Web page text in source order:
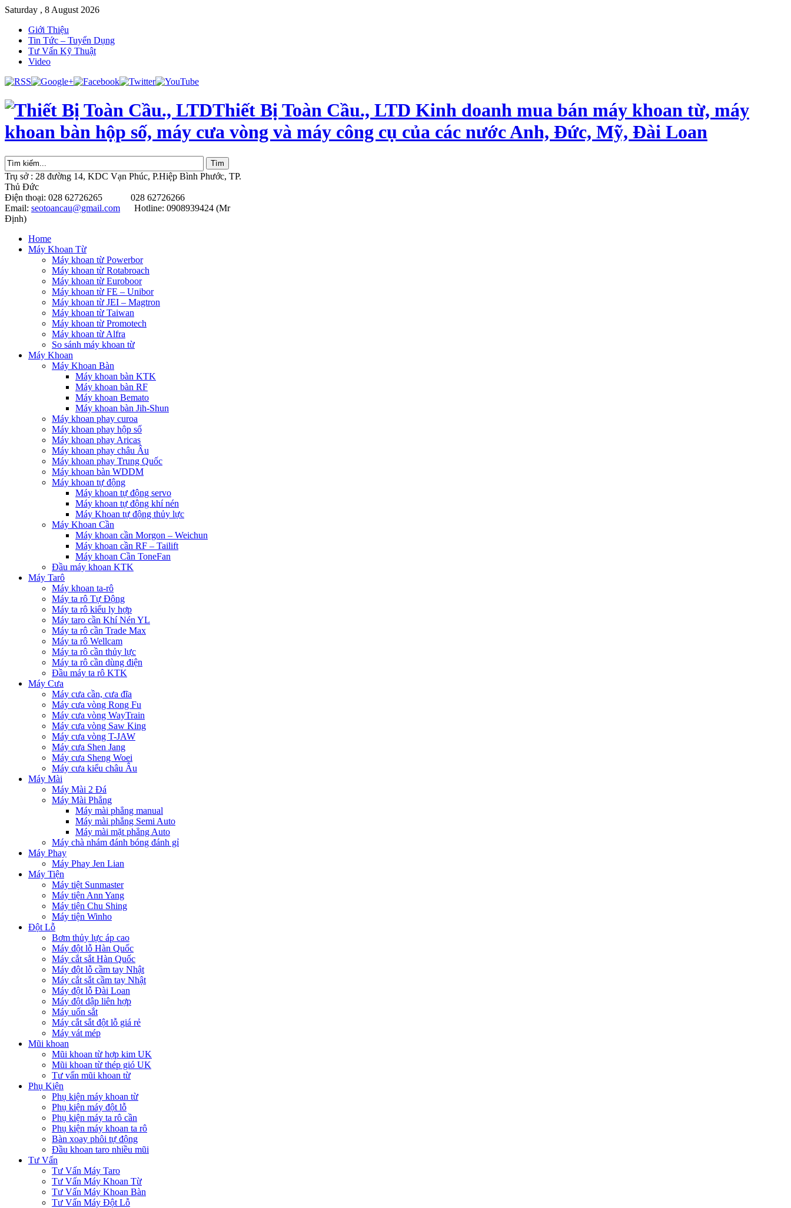
Saturday , 8 August 2026
Giới Thiệu
Tin Tức – Tuyển Dụng
Tư Vấn Kỹ Thuật
Video
Thiết Bị Toàn Cầu., LTD Kinh doanh mua bán máy khoan từ, máy
khoan bàn hộp số, máy cưa vòng và máy công cụ của các nước Anh, Đức, Mỹ, Đài Loan
Trụ sở : 28 đường 14, KDC Vạn Phúc, P.Hiệp Bình Phước, TP.
Thủ Đức
Điện thoại: 028 62726265 028 62726266
Email: seotoancau@gmail.com Hotline: 0908939424 (Mr
Định)
Home
Máy Khoan Từ
Máy khoan từ Powerbor
Máy khoan từ Rotabroach
Máy khoan từ Euroboor
Máy khoan từ FE – Unibor
Máy khoan từ JEI – Magtron
Máy khoan từ Taiwan
Máy khoan từ Promotech
Máy khoan từ Alfra
So sánh máy khoan từ
Máy Khoan
Máy Khoan Bàn
Máy khoan bàn KTK
Máy khoan bàn RF
Máy khoan Bemato
Máy khoan bàn Jih-Shun
Máy khoan phay curoa
Máy khoan phay hộp số
Máy khoan phay Aricas
Máy khoan phay châu Âu
Máy khoan phay Trung Quốc
Máy khoan bàn WDDM
Máy khoan tự động
Máy khoan tự động servo
Máy khoan tự động khí nén
Máy Khoan tự động thủy lực
Máy Khoan Cần
Máy khoan cần Morgon – Weichun
Máy khoan cần RF – Tailift
Máy khoan Cần ToneFan
Đầu máy khoan KTK
Máy Tarô
Máy khoan ta-rô
Máy ta rô Tự Động
Máy ta rô kiểu ly hợp
Máy taro cần Khí Nén YL
Máy ta rô cần Trade Max
Máy ta rô Wellcam
Máy ta rô cần thủy lực
Máy ta rô cần dùng điện
Đầu máy ta rô KTK
Máy Cưa
Máy cưa cần, cưa đĩa
Máy cưa vòng Rong Fu
Máy cưa vòng WayTrain
Máy cưa vòng Saw King
Máy cưa vòng T-JAW
Máy cưa Shen Jang
Máy cưa Sheng Woei
Máy cưa kiểu châu Âu
Máy Mài
Máy Mài 2 Đá
Máy Mài Phẳng
Máy mài phẳng manual
Máy mài phẳng Semi Auto
Máy mài mặt phẳng Auto
Máy chà nhám đánh bóng đánh gỉ
Máy Phay
Máy Phay Jen Lian
Máy Tiện
Máy tiệt Sunmaster
Máy tiện Ann Yang
Máy tiện Chu Shing
Máy tiện Winho
Đột Lỗ
Bơm thủy lực áp cao
Máy đột lỗ Hàn Quốc
Máy cắt sắt Hàn Quốc
Máy đột lỗ cầm tay Nhật
Máy cắt sắt cầm tay Nhật
Máy đột lỗ Đài Loan
Máy đột dập liên hợp
Máy uốn sắt
Máy cắt sắt đột lỗ giá rẻ
Máy vát mép
Mũi khoan
Mũi khoan từ hợp kim UK
Mũi khoan từ thép gió UK
Tư vấn mũi khoan từ
Phụ Kiện
Phụ kiện máy khoan từ
Phụ kiện máy đột lỗ
Phụ kiện máy ta rô cần
Phụ kiện máy khoan ta rô
Bàn xoay phôi tự động
Đầu khoan taro nhiều mũi
Tư Vấn
Tư Vấn Máy Taro
Tư Vấn Máy Khoan Từ
Tư Vấn Máy Khoan Bàn
Tư Vấn Máy Đột Lỗ